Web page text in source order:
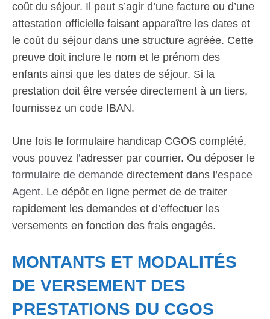
coût du séjour. Il peut s’agir d’une facture ou d’une
attestation officielle faisant apparaître les dates et
le coût du séjour dans une structure agréée. Cette
preuve doit inclure le nom et le prénom des
enfants ainsi que les dates de séjour. Si la
prestation doit être versée directement à un tiers,
fournissez un code IBAN.
Une fois le formulaire handicap CGOS complété,
vous pouvez l’adresser par courrier. Ou déposer le
formulaire de demande directement dans l’espace
Agent. Le dépôt en ligne permet de de traiter
rapidement les demandes et d’effectuer les
versements en fonction des frais engagés.
MONTANTS ET MODALITÉS
DE VERSEMENT DES
PRESTATIONS DU CGOS